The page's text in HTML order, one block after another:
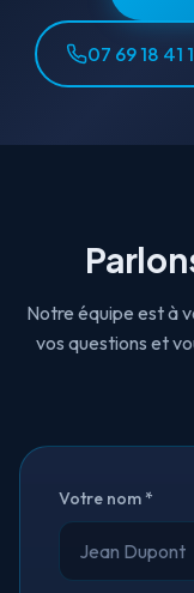
07 69 18 41
Notre équipe est à
vos questions et
Votre nom *